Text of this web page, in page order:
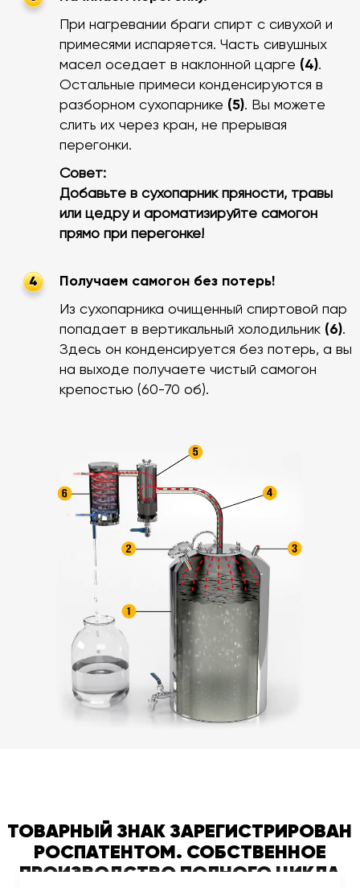
При нагревании браги спирт с сивухой и
примесями испаряется. Часть сивушных
масел оседает в наклонной царге (4).
Остальные примеси конденсируются в
разборном сухопарнике (5). Вы можете
слить их через кран, не прерывая
перегонки.
Совет:
Добавьте в сухопарник пряности, травы
или цедру и ароматизируйте самогон
прямо при перегонке!
4
Получаем самогон без потерь!
Из сухопарника очищенный спиртовой пар
попадает в вертикальный холодильник (6).
Здесь он конденсируется без потерь, а вы
на выходе получаете чистый самогон
крепостью (60-70 об).
ТОВАРНЫЙ ЗНАК ЗАРЕГИСТРИРОВАН
РОСПАТЕНТОМ. СОБСТВЕННОЕ
ПРОИЗВОДСТВО ПОЛНОГО ЦИКЛА